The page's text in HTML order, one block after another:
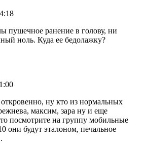
пушечное ранение в голову, ни
ноль. Куда ее бедолажку?
ну кто из нормальных
максим, зара ну и еще
посмотрите на группу мобильные
они будут эталоном, печальное